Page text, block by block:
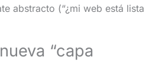
abstracto (“¿mi web está lista
“capa